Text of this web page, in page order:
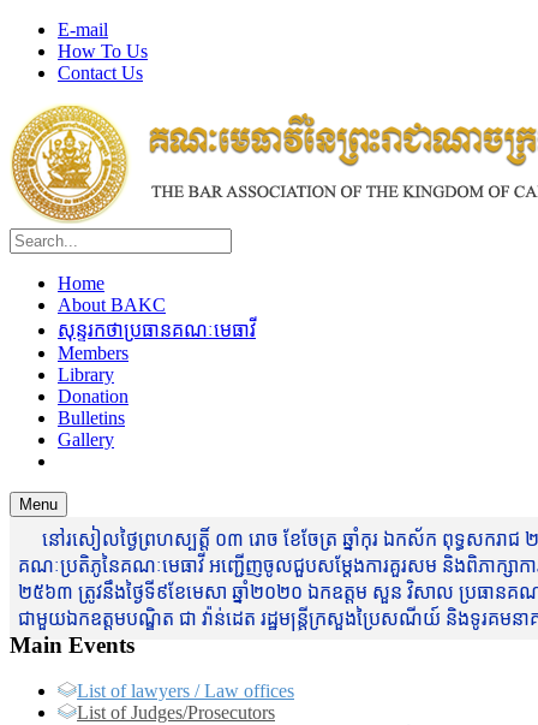
E-mail
How To Us
Contact Us
Home
About BAKC
សុន្ទរកថាប្រធានគណៈមេធាវី
Members
Library
Donation
Bulletins
Gallery
Menu
នៅរសៀលថ្ងៃព្រហស្បត្តិ៍ ០៣ រោច ខែចែត្រ ឆ្នាំកុរ ឯកស័ក ពុទ្ធសករាជ
គណៈប្រតិភូនៃគណៈមេធាវី អញ្ជើញចូលជួបសម្តែងការគួរសម និងពិភាក្សាកា
២៥៦៣ ត្រូវនឹងថ្ងៃទី៩ខែមេសា ឆ្នាំ២០២០ ឯកឧត្តម សួន វិសាល ប្រធានគណ
ជាមួយឯកឧត្តមបណ្ឌិត ជា វ៉ាន់ដេត រដ្ឋមន្រ្តីក្រសួងប្រៃសណីយ៍ និងទូរគ
Main Events
List of lawyers / Law offices
List of Judges/Prosecutors